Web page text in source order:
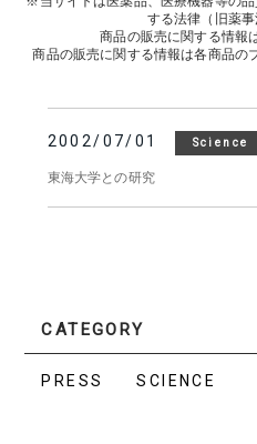
する法律（旧薬事
商品の販売に関する情報
商品の販売に関する情報は各商品の
2002/07/01 Science
東海大学との研究
CATEGORY
PRESS SCIENCE